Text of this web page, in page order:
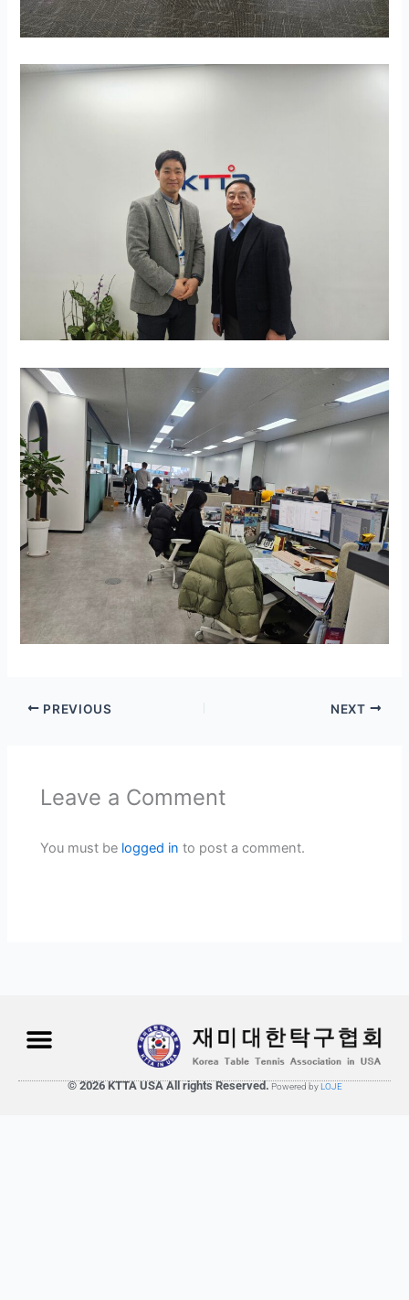
PREVIOUS NEXT
Leave a Comment
You must be logged in to post a comment.
© 2026 KTTA USA All rights Reserved. Powered by LOJE